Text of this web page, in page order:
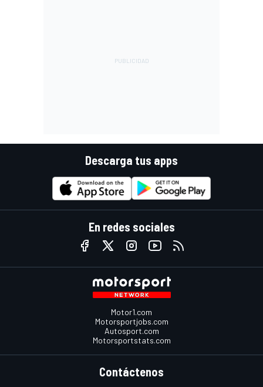
Descarga tus apps
En redes sociales
Motor1.com
Motorsportjobs.com
Autosport.com
Motorsportstats.com
Contáctenos